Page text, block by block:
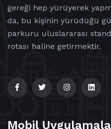
gereği hep yürüyerek
da, bu kişinin yürüdüğü
parkuru uluslararası
rotası haline getirmektir.
Mobil